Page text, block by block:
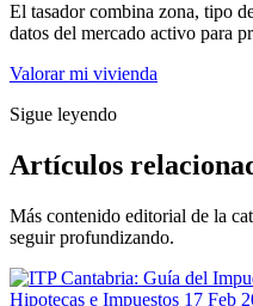
El tasador combina zona, tipo
datos del mercado activo para
Valorar mi vivienda
Sigue leyendo
Artículos
Más contenido editorial de la
seguir profundizando.
Hipotecas e Impuestos 17 Feb